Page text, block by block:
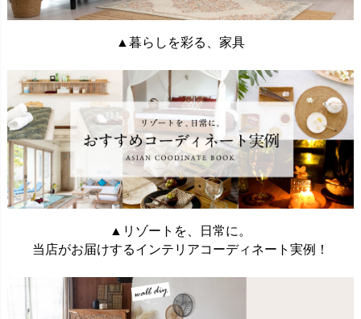
▲暮らしを彩る、家具
▲リゾートを、日常に。
当店がお届けするインテリアコーディネート実例！